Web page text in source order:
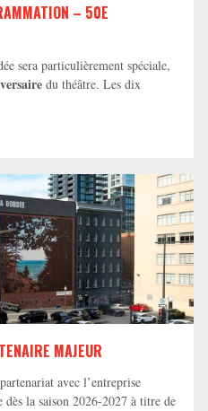
– 50E
sera particulièrement spéciale,
du théâtre. Les dix
MAJEUR
avec l’entreprise
dès la saison 2026-2027 à titre de